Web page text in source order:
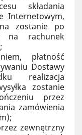
składania
Internetowym,
zostanie po
na rachunek
płatność
Dostawy
realizacja
zostanie
przez
zamówienia
zewnętrzny